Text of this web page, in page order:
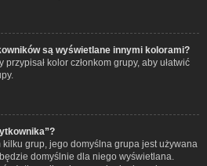
są wyświetlane innymi kolorami?
kolor członkom grupy, aby ułatwić
kilku grup, jego domyślna grupa jest używana
domyślnie dla niego wyświetlana.